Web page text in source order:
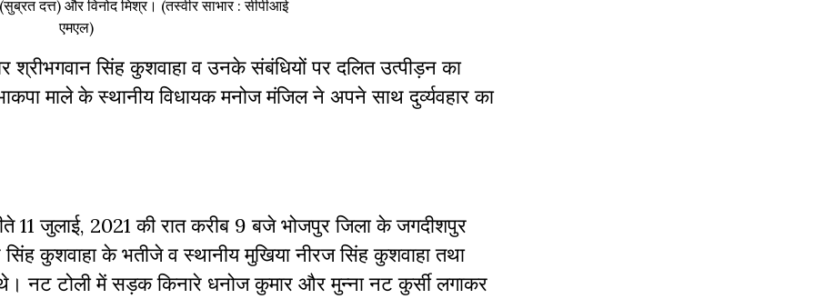
दत्त) और विनोद मिश्र। (तस्वीर साभार : सीपीआई
एमएल)
श्रीभगवान सिंह कुशवाहा व उनके संबंधियों पर दलित उत्पीड़न का
माले के स्थानीय विधायक मनोज मंजिल ने अपने साथ दुर्व्यवहार का
11जुलाई, 2021 की रातकरीब 9बजे भोजपुर जिला के जगदीशपुर
सिंह कुशवाहा के भतीजेवस्थानीयमुखिया नीरज सिंह कुशवाहा तथा
नट टोली में सड़क किनारे धनोज कुमार और मुन्ना नट कुर्सी लगाकर